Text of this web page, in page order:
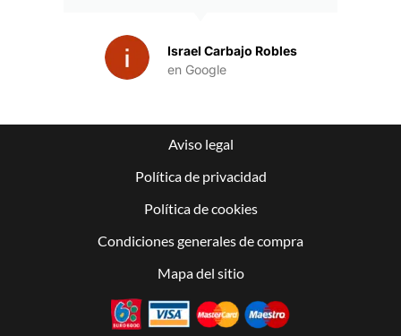
Israel Carbajo Robles
en Google
Aviso legal
Política de privacidad
Política de cookies
Condiciones generales de compra
Mapa del sitio